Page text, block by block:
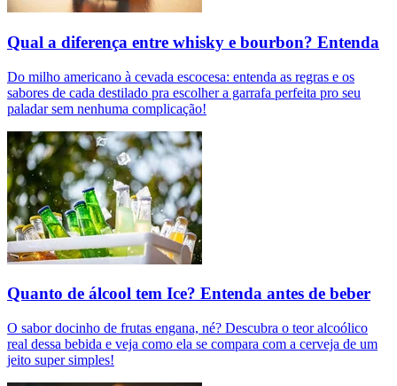
Qual a diferença entre whisky e bourbon? Entenda
Do milho americano à cevada escocesa: entenda as regras e os
sabores de cada destilado pra escolher a garrafa perfeita pro seu
paladar sem nenhuma complicação!
Quanto de álcool tem Ice? Entenda antes de beber
O sabor docinho de frutas engana, né? Descubra o teor alcoólico
real dessa bebida e veja como ela se compara com a cerveja de um
jeito super simples!